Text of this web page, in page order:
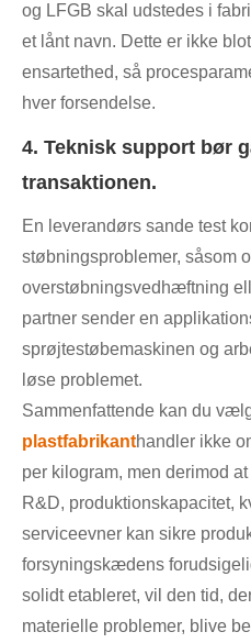
og LFGB skal udstedes i
et lånt navn. Dette er ikke
ensartethed, så
hver forsendelse.
4. Teknisk support bør
transaktionen.
En leverandørs sande test
støbningsproblemer, såsom
overstøbningsvedhæftning
partner sender en
sprøjtestøbemaskinen og
løse problemet.
Sammenfattende kan du
plastfabrikanthandler ikke
per kilogram, men derimod
R&D, produktionskapacitet,
serviceevner kan sikre
forsyningskædens
solidt etableret, vil den tid,
materielle problemer, blive